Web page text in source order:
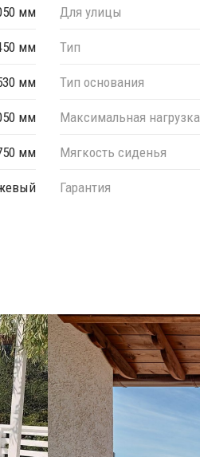
мм
мм
мм
мм
мм
Для улицы
Тип
Тип основания
Максимальная нагрузка
Мягкость сиденья
Гарантия